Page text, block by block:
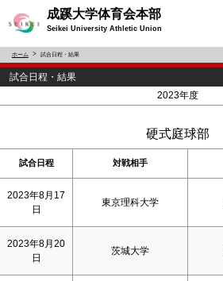
成蹊大学体育会本部
Seikei University Athletic Union
ホーム 試合日程・結果
試合日程・結果
2023年度
硬式庭球部
試合日程 対戦相手
2023年8月17
日
東京理科大学
2023年8月20
日
茨城大学